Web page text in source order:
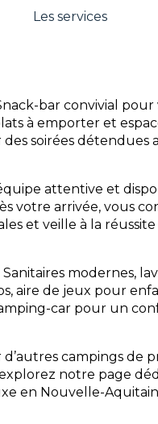
Les services
L'espace Aquatique
Les activités
bar convivial pour
à emporter et
soirées détendues
attentive et
votre arrivée, vous
et veille à la
Sanitaires modernes,
aire de jeux pour
car pour un
campings de
notre page
en Nouvelle-